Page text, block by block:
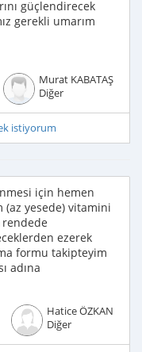
güçlendirecek
gerekli umarım
Murat KABATAŞ
Diğer
istiyorum
için hemen
(az yesede) vitamini
ezerek
formu takipteyim
adına
Hatice ÖZKAN
Diğer